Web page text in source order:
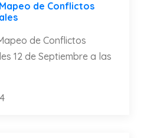
de Conflictos
de Conflictos
12 de Septiembre a las